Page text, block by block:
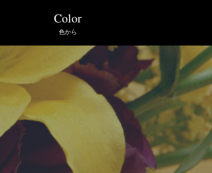
Color
色から